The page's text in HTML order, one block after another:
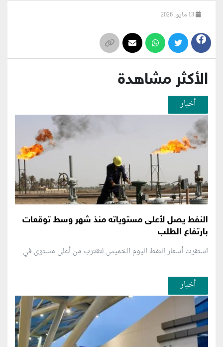
الأكثر مشاهدة
أخبار
النفط يصل لأعلى مستوياته منذ شهر وسط توقعات
بارتفاع الطلب
استقرت أسعار النفط اليوم الخميس لتقترب من أعلى مستوى في...
أخبار